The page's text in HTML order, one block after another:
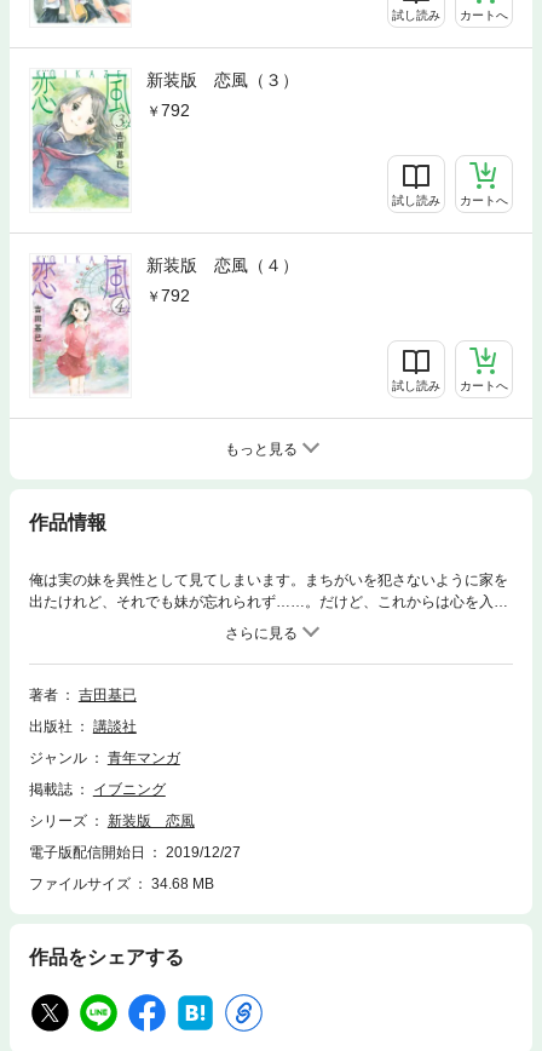
試し読み カートへ
新装版 恋風（３）
792
試し読み カートへ
新装版 恋風（４）
792
試し読み カートへ
もっと見る
作品情報
俺は実の妹を異性として見てしまいます。まちがいを犯さないように家を
出たけれど、それでも妹が忘れられず……。だけど、これからは心を入れ
かえて、まっとうな社会生活をおくろうと思います。――俺だって知らな
かったんだ、最初は兄妹だなんて……。 吉田基已の傑作ラブストーリー、
新装版にて登場！
著者
吉田基已
出版社
講談社
ジャンル
青年マンガ
掲載誌
イブニング
シリーズ
新装版 恋風
電子版配信開始日
2019/12/27
ファイルサイズ
34.68 MB
作品をシェアする